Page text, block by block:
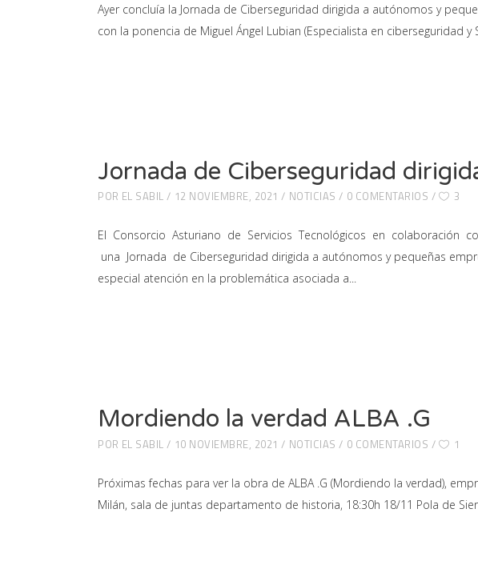
Ayer concluía la Jornada de Ciberseguridad dirigida a autónomos y
con la ponencia de Miguel Ángel Lubian (Especialista en ciberseguridad
Jornada de Ciberseguridad
POR EL SABIL 12 NOVIEMBRE, 2021 NOTICIAS 0 COMENTARIOS 3
El Consorcio Asturiano de Servicios Tecnológicos en colaboración
una Jornada de Ciberseguridad dirigida a autónomos y pequeñas
especial atención en la problemática asociada a
Mordiendo la verdad ALBA .G
POR EL SABIL 10 NOVIEMBRE, 2021 NOTICIAS 0 COMENTARIOS 1
Próximas fechas para ver la obra de ALBA .G (Mordiendo la verdad),
Milán, sala de juntas departamento de historia, 18:30h 18/11 Pola de